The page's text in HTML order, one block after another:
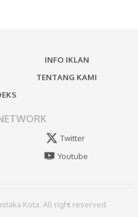
INFO IKLAN
TENTANG KAMI
Twitter
Youtube
Kota, All right reserved